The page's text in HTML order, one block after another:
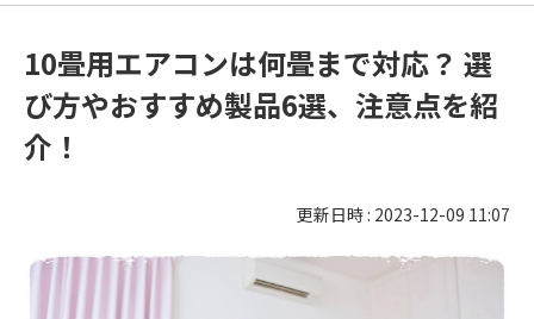
10畳用エアコンは何畳まで対応？ 選
び方やおすすめ製品6選、注意点を紹
介！
更新日時 : 2023-12-09 11:07